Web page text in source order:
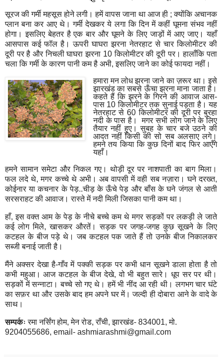
सूरज की गर्मी महसूस होने लगी। हमें वापस जाना था आज ही ;क्‍योंकि‍ अचानक
प्‍लान बना कर आए थे। गर्मी देखकर ये लगा कि‍ दि‍न में कहीं घूमना संभव नहीं
होगा। इसलि‍ए बेहतर है एक बार और घूमने के लि‍ए जाड़ों में आए जाए। यहाँ
आसपास कई फॉल है। ऊपरी घाघरा झरना नेतरहाट से चार कि‍लोमीटर की
दूरी पर है और नि‍चली घाघरा झरना 10 कि‍लोमीटर की दूरी पर। हालाँकि‍ पता
चला कि‍ गर्मी के कारण पानी कम है अभी,इसलि‍ए जाने का कोई फायदा नहीं।
हमारा मन लोध झरना जाने का ज़रूर था। इसे
झारखंड का सबसे ऊँचा झरना माना जाता है।
कहते हैं कि‍ झरने के गि‍रने की आवाज आस-
पास 10 कि‍लोमीटर तक सुनाई पड़ता है। यह
नेतरहाट से 60 कि‍लोमीटर की दूरी पर बुरहा
नदी के पास है।
मगर सभी लोग जाने के लि‍ए
तैयार नहीं हुए। सुबह के चार बजे उठने की
आदत नहीं कि‍सी की सो सब अलसाए लगे।
हमने तय कि‍या कि‍ कुछ दि‍नों बाद फि‍र आएँगे
यहाँ।
हमने सामान समेटा और नि‍कल गए। थोड़ी दूर पर नाशपाती का बाग मि‍ला।
फल लदे थे,मगर कच्‍चे थे अभी। अब वापसी में वही सब नज़ारा। घने दरख्‍त,
कोईनार या कचनार के पेड़..चीड़ के ऊँचे पेड़ और बाँस के घने जंगल से आती
सरसराहट की आवाज। रास्‍ते में नदी मि‍ली जि‍सका पानी कम था।
हाँ,इस वक्‍त आम के पेड़ के नीचे बच्‍चे कम थे मगर सड़कों पर लकड़ी ले जाते
कई लोग मि‍ले,खासकर औरतें। सड़क पर जगह-जगह कुछ सूखने के लि‍ए
कटहल के बीज पड़े थे। जब कटहल पक जाते हैं तो उनके बीज नि‍कालकर
सब्‍जी बनाई जाती है।
मैंने अक्‍सर देखा है-गाँव में पक्‍की सड़क पर कभी धान सूखने डाला होता है तो
कभी महुआ। आज कटहल के बीज देखे,वो भी बहुत सारे। धूप सर पर थी।
सड़कों में सन्‍नाटा। बच्‍चे सो गए थे। हमें भी नींद आ रही थी। लगभग चार घंटे
का सफ़र था और उसके बाद हम अपने घर में। जल्‍दी ही दोबारा आने के वादे के
साथ।
सम्पर्कःरमा नर्सिंग होम,मेन रोड,राँची,झारखंड- 834001,मो.
9204055686, email- ashmiarashmi@gmail.com